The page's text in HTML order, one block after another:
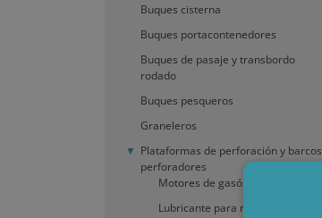
Buques cisterna
Buques portacontenedores
Buques de pasaje y transbordo
rodado
Buques pesqueros
Graneleros
Plataformas de perforación y barcos
perforadores
Motores de gasóleo
Lubricante para motor de cuatro